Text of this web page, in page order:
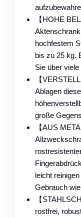
【HOHE
hochfestem
bis zu 25 kg.
Sie über
【
Ablagen
große
【AUS
leicht
Gebrauch
【
rostfrei,